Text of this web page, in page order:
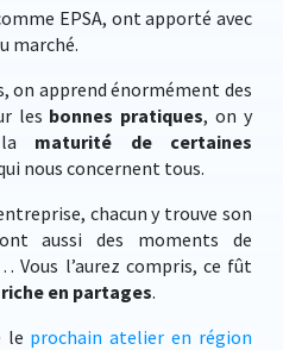
EPSA, ont apporté avec
marché.
on apprend énormément des
les bonnes pratiques, on y
la maturité de certaines
nous concernent tous.
chacun y trouve son
aussi des moments de
Vous l’aurez compris, ce fût
en partages.
le prochain atelier en région